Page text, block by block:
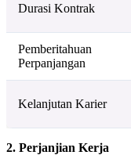
Durasi Kontrak
Pemberitahuan
Perpanjangan
Kelanjutan Karier
2. Perjanjian Kerja